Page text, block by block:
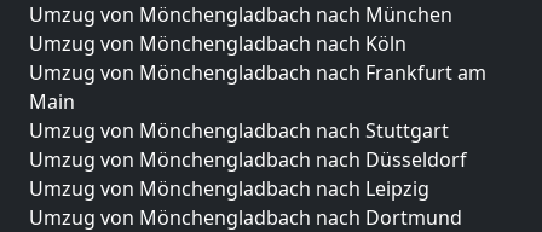
Umzug von Mönchengladbach nach München
Umzug von Mönchengladbach nach Köln
Umzug von Mönchengladbach nach Frankfurt am
Main
Umzug von Mönchengladbach nach Stuttgart
Umzug von Mönchengladbach nach Düsseldorf
Umzug von Mönchengladbach nach Leipzig
Umzug von Mönchengladbach nach Dortmund